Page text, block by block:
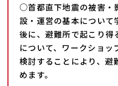
○首都直下地震の被害・
設・運営の基本について
後に、避難所で起こり得
について、ワークショッ
検討することにより、避
めます。